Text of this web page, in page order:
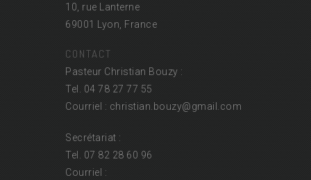
10, rue Lanterne
69001 Lyon, France
CONTACT
Pasteur Christian Bouzy :
Tel. 04 78 27 77 55
Courriel : christian.bouzy@gmail.com
Secrétariat :
Tel. 07 82 28 60 96
Courriel :